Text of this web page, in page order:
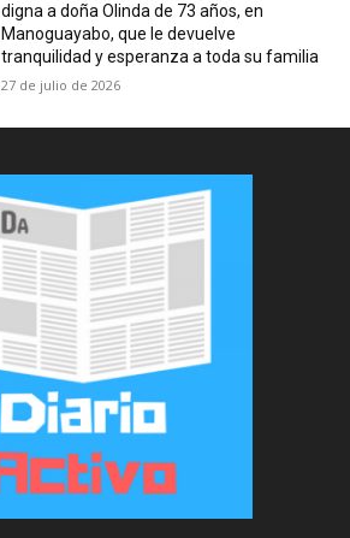
digna a doña Olinda de 73 años, en
Manoguayabo, que le devuelve
tranquilidad y esperanza a toda su familia
27 de julio de 2026